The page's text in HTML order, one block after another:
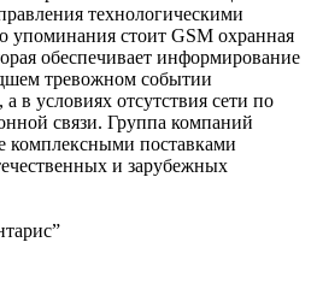
технологическими
упоминания стоит GSM охранная
обеспечивает информирование
тревожном событии
в условиях отсутствия сети по
связи. Группа компаний
комплексными поставками
и зарубежных